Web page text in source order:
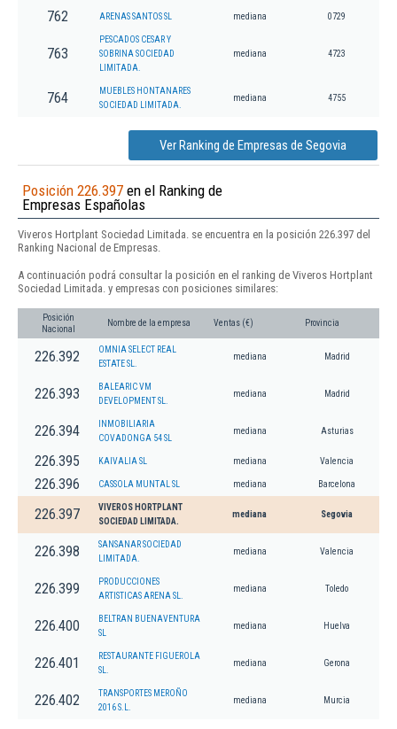
762 ARENAS SANTOS SL mediana 0729
763
PESCADOS CESAR Y
SOBRINA SOCIEDAD
LIMITADA.
mediana 4723
764
MUEBLES HONTANARES
SOCIEDAD LIMITADA.
mediana 4755
Ver Ranking de Empresas de Segovia
Posición 226.397 en el Ranking de
Empresas Españolas
Viveros Hortplant Sociedad Limitada. se encuentra en la posición 226.397 del
Ranking Nacional de Empresas.
A continuación podrá consultar la posición en el ranking de Viveros Hortplant
Sociedad Limitada. y empresas con posiciones similares:
Posición
Nacional
Nombre de la empresa Ventas (€) Provincia
226.392
OMNIA SELECT REAL
ESTATE SL.
mediana Madrid
226.393
BALEARIC VM
DEVELOPMENT SL.
mediana Madrid
226.394
INMOBILIARIA
COVADONGA 54 SL
mediana Asturias
226.395 KAIVALIA SL mediana Valencia
226.396 CASSOLA MUNTAL SL mediana Barcelona
226.397
VIVEROS HORTPLANT
SOCIEDAD LIMITADA.
mediana Segovia
226.398
SANSANAR SOCIEDAD
LIMITADA.
mediana Valencia
226.399
PRODUCCIONES
ARTISTICAS ARENA SL.
mediana Toledo
226.400
BELTRAN BUENAVENTURA
SL
mediana Huelva
226.401
RESTAURANTE FIGUEROLA
SL.
mediana Gerona
226.402
TRANSPORTES MEROÑO
2016 S.L.
mediana Murcia